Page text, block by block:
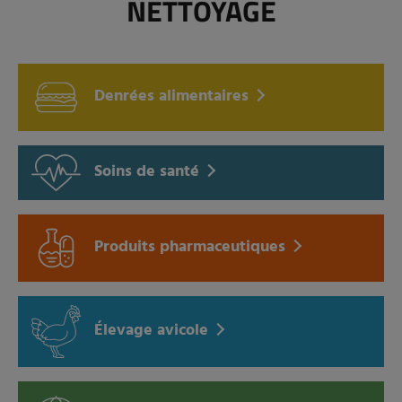
NETTOYAGE
Denrées alimentaires
Soins de santé
Produits pharmaceutiques
Élevage avicole